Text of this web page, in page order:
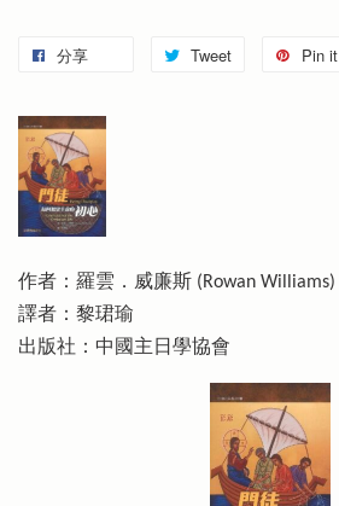
分享 Tweet Pin it
作者：羅雲．威廉斯 (Rowan Williams)
譯者：黎珺瑜
出版社：中國主日學協會